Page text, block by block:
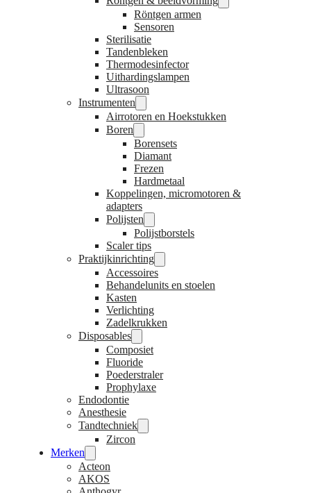
Röntgen armen
Sensoren
Sterilisatie
Tandenbleken
Thermodesinfector
Uithardingslampen
Ultrasoon
Instrumenten
Airrotoren en Hoekstukken
Boren
Borensets
Diamant
Frezen
Hardmetaal
Koppelingen, micromotoren &
adapters
Polijsten
Polijstborstels
Scaler tips
Praktijkinrichting
Accessoires
Behandelunits en stoelen
Kasten
Verlichting
Zadelkrukken
Disposables
Composiet
Fluoride
Poederstraler
Prophylaxe
Endodontie
Anesthesie
Tandtechniek
Zircon
Merken
Acteon
AKOS